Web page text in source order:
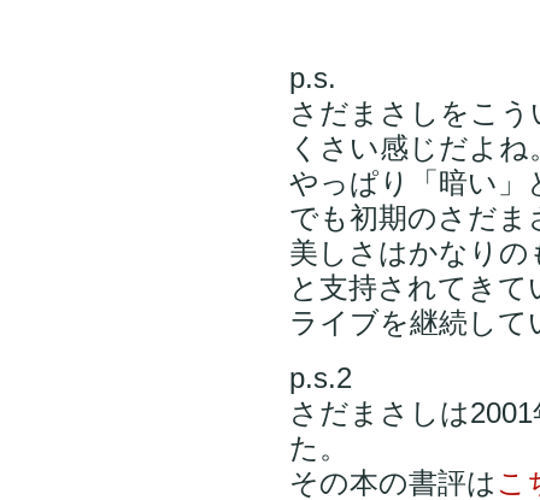
p.s.
さだまさしをこ
くさい感じだよね
やっぱり「暗い」
でも初期のさだま
美しさはかなり
と支持されてき
ライブを継続して
p.s.2
さだまさしは
た。
その本の書評はこ